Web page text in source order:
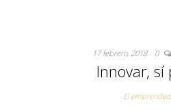
17 febrero, 2018 0
Innovar, sí
El